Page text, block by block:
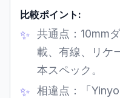
比較ポイント:
共通点：10mm
載、有線、リケ
本スペック。
相違点：「